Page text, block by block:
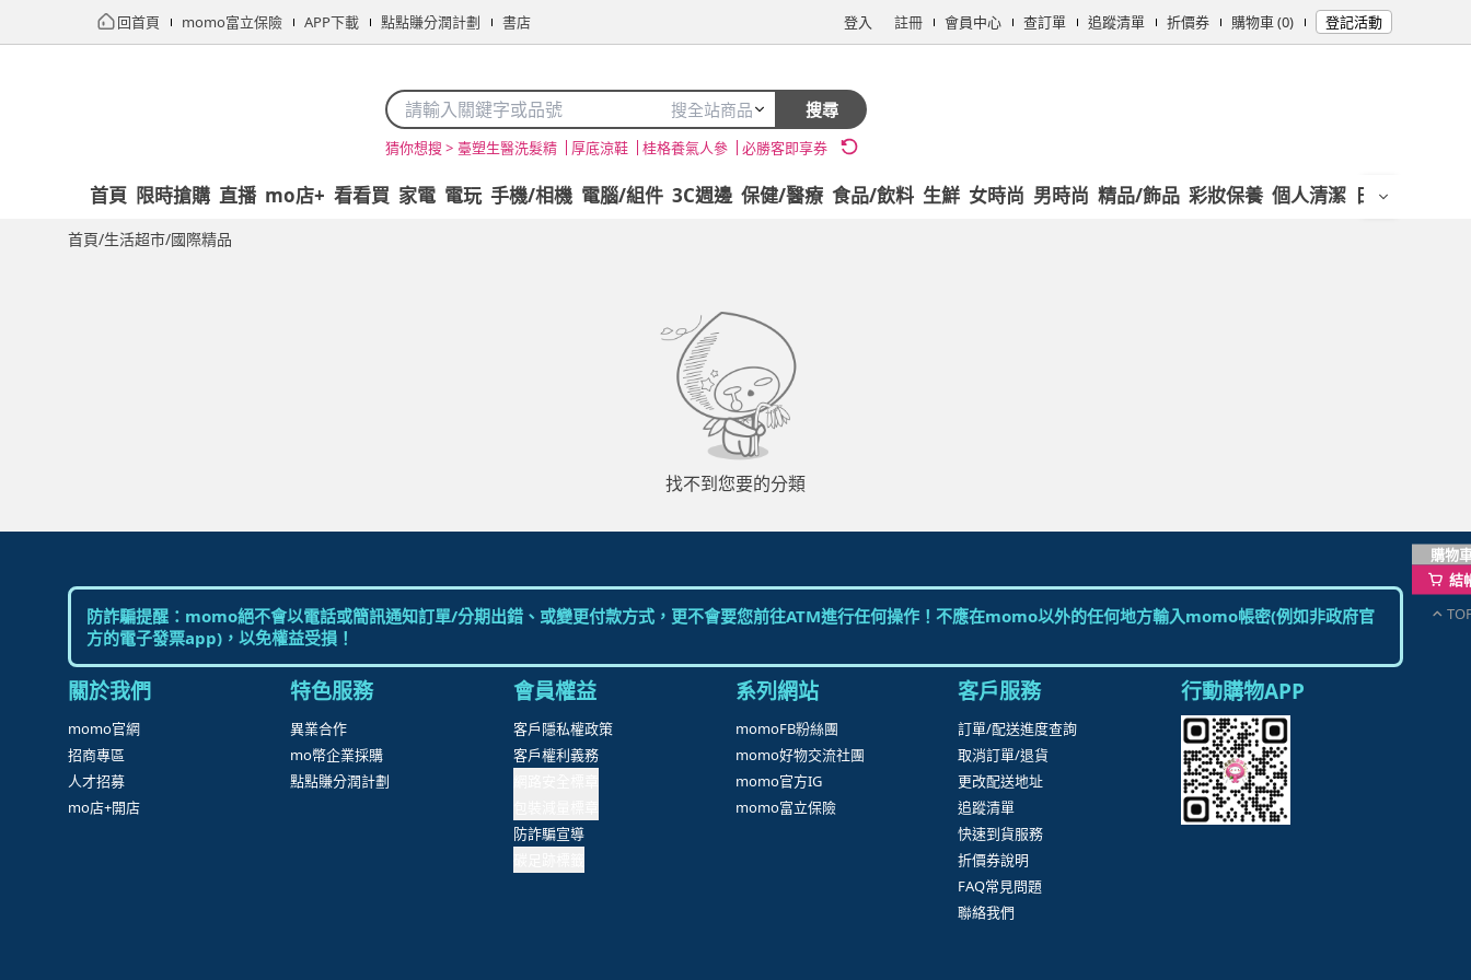
回首頁 momo富立保險 APP下載 點點賺分潤計劃 書店 登入 註冊 會員中心 查訂單 追蹤清單 折價券 購物車 (0) 登記活動
搜全站商品 搜尋
猜你想搜 > 臺塑生醫洗髮精 厚底涼鞋 桂格養氣人參 必勝客即享券
首頁 限時搶購 直播 mo店+ 看看買 家電 電玩 手機/相機 電腦/組件 3C週邊 保健/醫療 食品/飲料 生鮮 女時尚 男時尚 精品/飾品 彩妝保養 個人清潔 日用/紙品
首頁/生活超市/國際精品
找不到您要的分類
購物
結
防詐騙提醒：momo絕不會以電話或簡訊通知訂單/分期出錯、或變更付款方式，更不會要您前往ATM進行任何操作！不應在momo以外的任何地方輸入momo帳密(例如非政府官
方的電子發票app)，以免權益受損！
關於我們
momo官網
招商專區
人才招募
mo店+開店
特色服務
異業合作
mo幣企業採購
點點賺分潤計劃
會員權益
客戶隱私權政策
客戶權利義務
防詐騙宣導
系列網站
momoFB粉絲團
momo好物交流社團
momo官方IG
momo富立保險
客戶服務
訂單/配送進度查詢
取消訂單/退貨
更改配送地址
追蹤清單
快速到貨服務
折價券說明
FAQ常見問題
聯絡我們
行動購物APP